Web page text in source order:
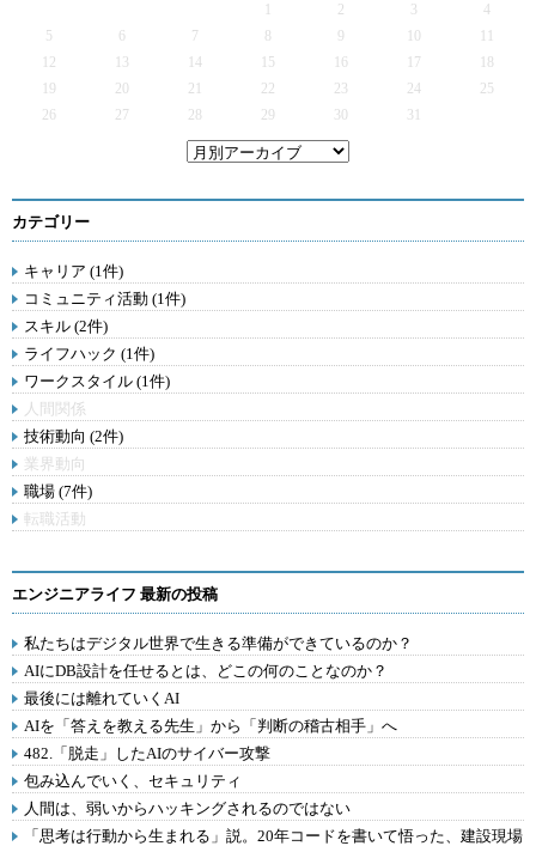
2 3
4
5
6 7 9
12
13 14 15 16 17
19
20 21 22 23 24
25
26
27 28 29 30 31
カテゴリー
キャリア (1件)
コミュニティ活動 (1件)
スキル (2件)
ライフハック (1件)
ワークスタイル (1件)
人間関係
技術動向 (2件)
業界動向
職場 (7件)
転職活動
エンジニアライフ 最新の投稿
私たちはデジタル世界で生きる準備ができているのか？
AIにDB設計を任せるとは、どこの何のことなのか？
最後には離れていくAI
AIを「答えを教える先生」から「判断の稽古相手」へ
482.「脱走」したAIのサイバー攻撃
包み込んでいく、セキュリティ
人間は、弱いからハッキングされるのではない
「思考は行動から生まれる」説。20年コードを書いて悟った、建設現場